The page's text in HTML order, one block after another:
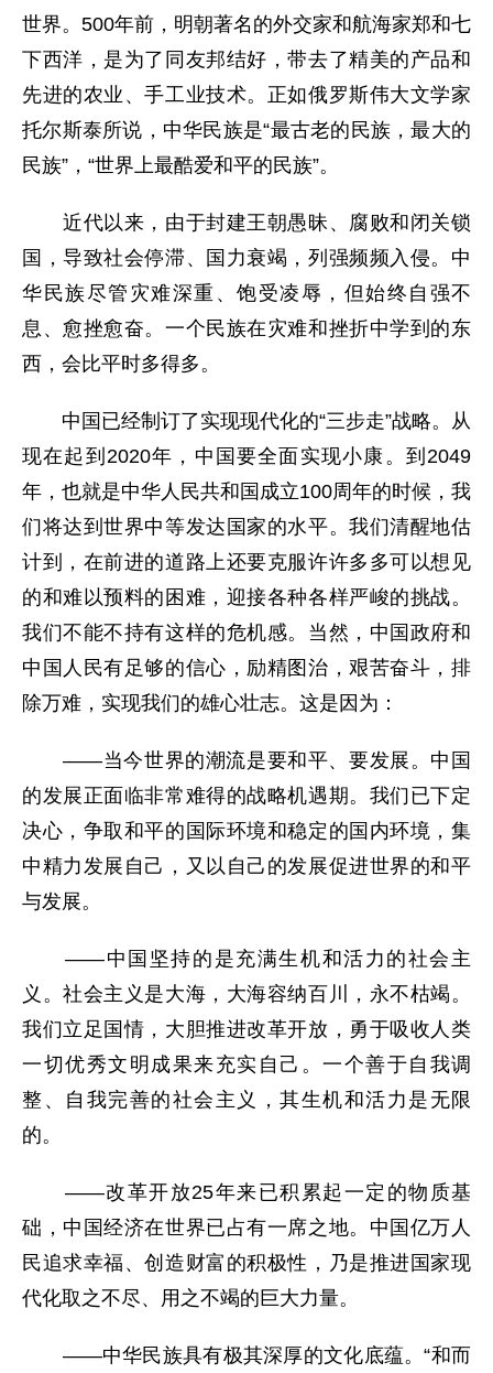
世界。500年前，明朝著名的外交家和航海家郑和七
下西洋，是为了同友邦结好，带去了精美的产品和
先进的农业、手工业技术。正如俄罗斯伟大文学家
托尔斯泰所说，中华民族是“最古老的民族，最大的
民族”，“世界上最酷爱和平的民族”。
近代以来，由于封建王朝愚昧、腐败和闭关锁
国，导致社会停滞、国力衰竭，列强频频入侵。中
华民族尽管灾难深重、饱受凌辱，但始终自强不
息、愈挫愈奋。一个民族在灾难和挫折中学到的东
西，会比平时多得多。
中国已经制订了实现现代化的“三步走”战略。从
现在起到2020年，中国要全面实现小康。到2049
年，也就是中华人民共和国成立100周年的时候，我
们将达到世界中等发达国家的水平。我们清醒地估
计到，在前进的道路上还要克服许许多多可以想见
的和难以预料的困难，迎接各种各样严峻的挑战。
我们不能不持有这样的危机感。当然，中国政府和
中国人民有足够的信心，励精图治，艰苦奋斗，排
除万难，实现我们的雄心壮志。这是因为：
——当今世界的潮流是要和平、要发展。中国
的发展正面临非常难得的战略机遇期。我们已下定
决心，争取和平的国际环境和稳定的国内环境，集
中精力发展自己，又以自己的发展促进世界的和平
与发展。
——中国坚持的是充满生机和活力的社会主
义。社会主义是大海，大海容纳百川，永不枯竭。
我们立足国情，大胆推进改革开放，勇于吸收人类
一切优秀文明成果来充实自己。一个善于自我调
整、自我完善的社会主义，其生机和活力是无限
的。
——改革开放25年来已积累起一定的物质基
础，中国经济在世界已占有一席之地。中国亿万人
民追求幸福、创造财富的积极性，乃是推进国家现
代化取之不尽、用之不竭的巨大力量。
——中华民族具有极其深厚的文化底蕴。“和而